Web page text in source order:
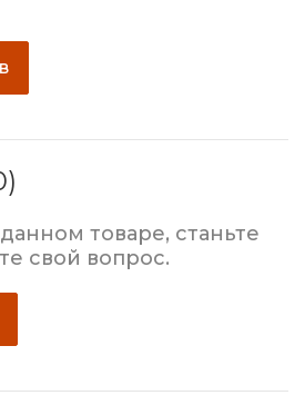
товаре, станьте
свой вопрос.